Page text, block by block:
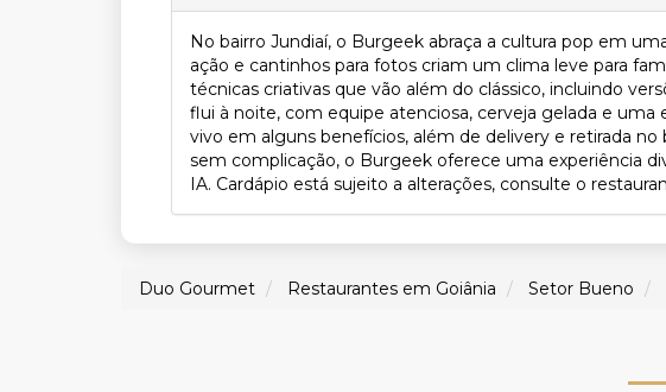
No bairro Jundiaí, o Burgeek abraça a cultura pop em
ação e cantinhos para fotos criam um clima leve para
técnicas criativas que vão além do clássico, incluindo
flui à noite, com equipe atenciosa, cerveja gelada e
vivo em alguns benefícios, além de delivery e retirada
sem complicação, o Burgeek oferece uma experiência
IA. Cardápio está sujeito a alterações, consulte o
Duo Gourmet Restaurantes em Goiânia Setor Bueno